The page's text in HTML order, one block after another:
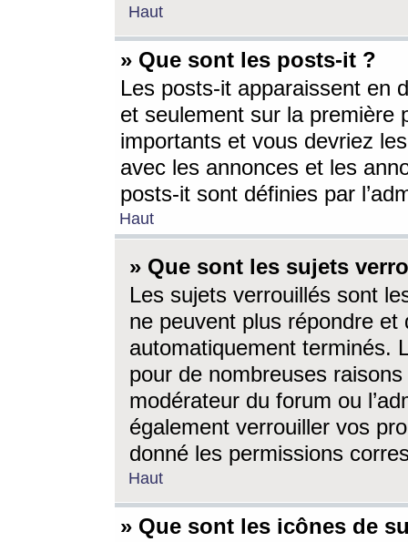
Haut
» Que sont les posts-it ?
Les posts-it apparaissent en
et seulement sur la première
importants et vous devriez
avec les annonces et les
posts-it sont définies par
Haut
» Que sont les sujets
Les sujets verrouillés sont
ne peuvent plus répondre
automatiquement terminés.
pour de nombreuses
modérateur du forum ou
également verrouiller vos
donné les permissions
Haut
» Que sont les icônes de